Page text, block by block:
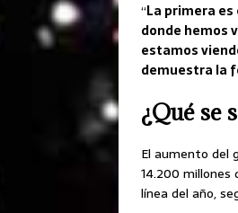
“La primera
donde hemos
estamos
demuestra la
¿Qué se
El aumento del
14.200 millones
línea del año,